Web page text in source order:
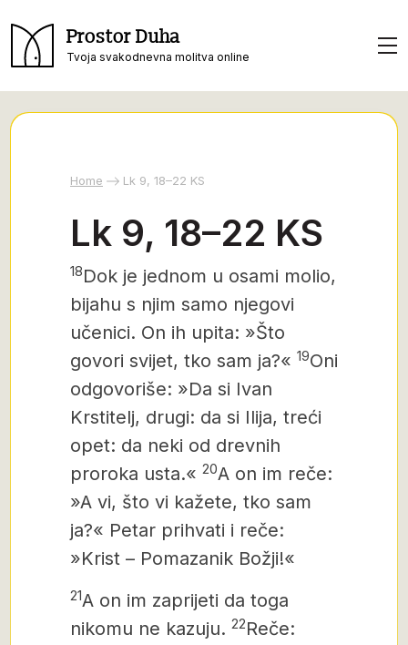
Prostor Duha
Tvoja svakodnevna molitva online
Home Lk 9, 18–22 KS
Lk 9, 18–22 KS
18Dok je jednom u osami molio,
bijahu s njim samo njegovi
učenici. On ih upita: »Što
govori svijet, tko sam ja?« 19Oni
odgovoriše: »Da si Ivan
Krstitelj, drugi: da si Ilija, treći
opet: da neki od drevnih
proroka usta.« 20A on im reče:
»A vi, što vi kažete, tko sam
ja?« Petar prihvati i reče:
»Krist – Pomazanik Božji!«
21A on im zaprijeti da toga
nikomu ne kazuju. 22Reče: